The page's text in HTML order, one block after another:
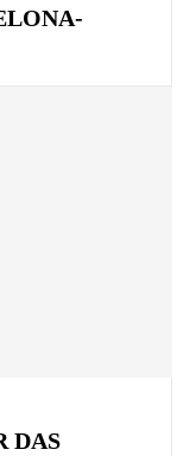
DAS